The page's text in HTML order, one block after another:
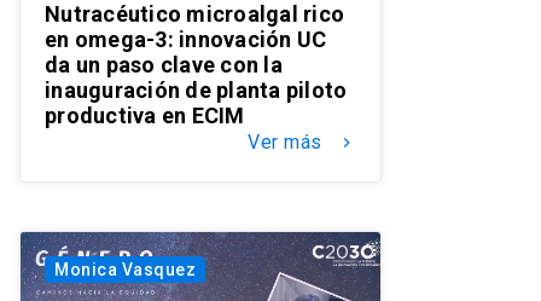
Nutracéutico microalgal rico
en omega-3: innovación UC
da un paso clave con la
inauguración de planta piloto
productiva en ECIM
Ver más keyboard_arrow_right
Monica Vasquez